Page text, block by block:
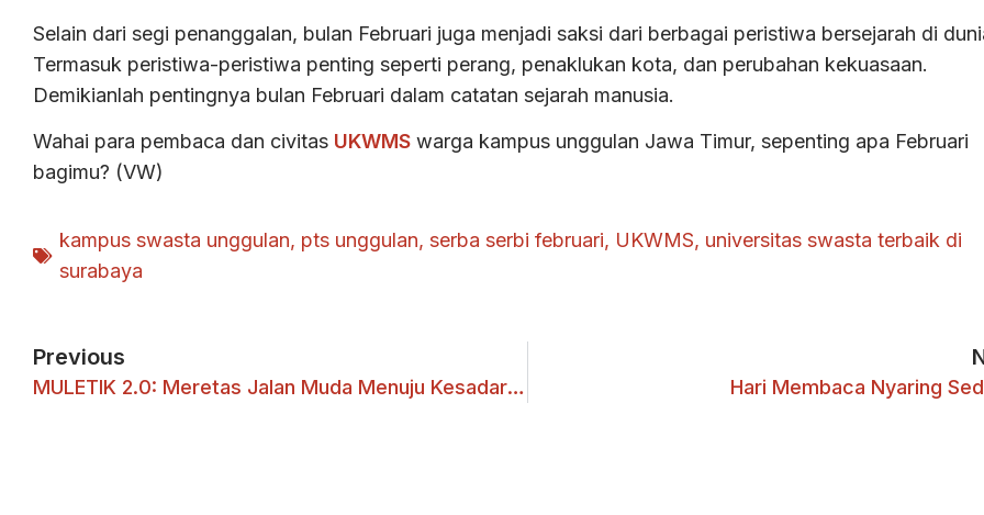
Selain dari segi penanggalan, bulan Februari juga menjadi saksi dari berbagai peristiwa bersejarah di
Termasuk peristiwa-peristiwa penting seperti perang, penaklukan kota, dan perubahan kekuasaan.
Demikianlah pentingnya bulan Februari dalam catatan sejarah manusia.
Wahai para pembaca dan civitas UKWMS warga kampus unggulan Jawa Timur, sepenting apa Februari
bagimu? (VW)
kampus swasta unggulan, pts unggulan, serba serbi februari, UKWMS, universitas swasta terbaik di
surabaya
Previous
MULETIK 2.0: Meretas Jalan Muda Menuju Kesadaran Politik Hari Membaca Nyaring